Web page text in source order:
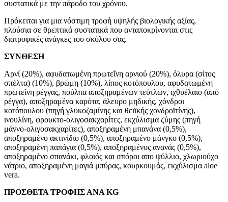
συστατικά με την πάροδο του χρόνου.
Πρόκειται για μια νόστιμη τροφή υψηλής βιολογικής αξίας,
πλούσια σε θρεπτικά συστατικά που ανταποκρίνονται στις
διατροφικές ανάγκες του σκύλου σας.
ΣΥΝΘΕΣΗ
Αρνί (20%), αφυδατωμένη πρωτεΐνη αρνιού (20%), όλυρα (σίτος
σπέλτα) (10%), βρώμη (10%), λίπος κοτόπουλου, αφυδατωμένη
πρωτεΐνη ρέγγας, πούλπα αποξηραμένων τεύτλων, ιχθυέλαιο (από
ρέγγα), αποξηραμένα καρότα, άλευρο μηδικής, χόνδροι
κοτόπουλου (πηγή γλυκοζαμίνης και θειϊκής χονδροϊτίνης),
ινουλίνη, φρουκτο-ολιγοσακχαρίτες, εκχύλισμα ζύμης (πηγή
μάννο-ολιγοσακχαρίτες), αποξηραμένη μπανάνα (0,5%),
αποξηραμένο ακτινίδιο (0,5%), αποξηραμένο μάνγκο (0,5%),
αποξηραμένη παπάγια (0,5%), αποξηραμένος ανανάς (0,5%),
αποξηραμένο σπανάκι, φλοιός και σπόροι απο ψύλλιο, χλωριούχο
νάτριο, αποξηραμένη μαγιά μπύρας, κουρκουμάς, εκχύλισμα aloe
vera.
ΠΡΟΣΘΕΤΑ ΤΡΟΦΗΣ ΑΝΑ KG